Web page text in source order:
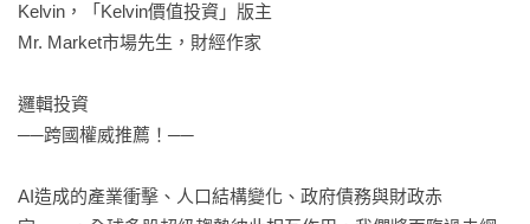
Kelvin，「Kelvin價值投資」版主
Mr. Market市場先生，財經作家
邏輯投資
──跨國權威推薦！──
AI造成的產業衝擊、人口結構變化、政府債務與財政赤